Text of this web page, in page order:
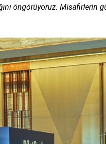
öngörüyoruz.